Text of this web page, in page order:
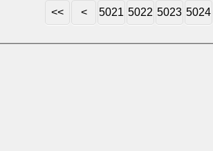
<< < 5021 5022 5023 5024